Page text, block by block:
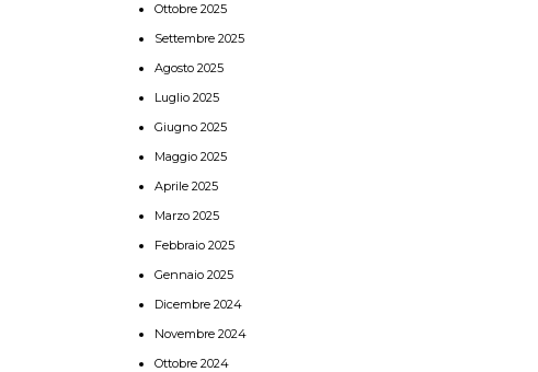
Ottobre 2025
Settembre 2025
Agosto 2025
Luglio 2025
Giugno 2025
Maggio 2025
Aprile 2025
Marzo 2025
Febbraio 2025
Gennaio 2025
Dicembre 2024
Novembre 2024
Ottobre 2024